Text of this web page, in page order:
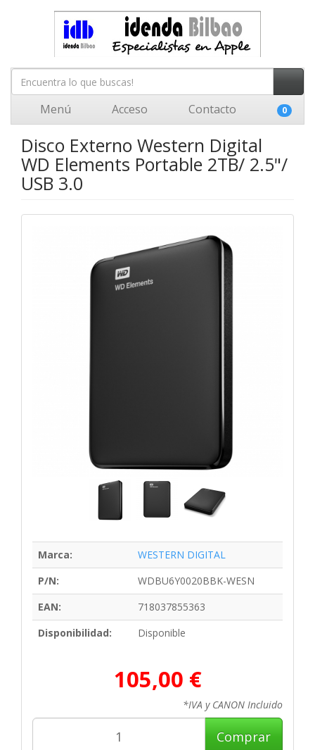
Menú Acceso Contacto 0
Disco Externo Western Digital
WD Elements Portable 2TB/ 2.5"/
USB 3.0
Marca:
WESTERN DIGITAL
P/N:
WDBU6Y0020BBK-WESN
EAN:
718037855363
Disponibilidad:
Disponible
105,00 €
*IVA y CANON Incluido
Comprar